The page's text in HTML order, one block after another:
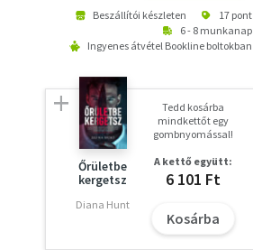
Beszállítói készleten
17 pont
6 - 8 munkanap
Ingyenes átvétel Bookline boltokban
Őrületbe
kergetsz
Diana Hunt
Tedd kosárba
mindkettőt egy
gombnyomással!
A kettő együtt:
6 101 Ft
Kosárba